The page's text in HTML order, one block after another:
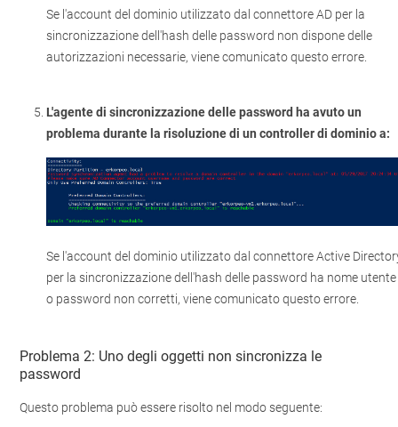
Se l'account del dominio utilizzato dal connettore AD per la
sincronizzazione dell'hash delle password non dispone delle
autorizzazioni necessarie, viene comunicato questo errore.
L'agente di sincronizzazione delle password ha avuto un
problema durante la risoluzione di un controller di dominio a:
Se l'account del dominio utilizzato dal connettore Active
per la sincronizzazione dell'hash delle password ha nome utente
o password non corretti, viene comunicato questo errore.
Problema 2: Uno degli oggetti non sincronizza le
password
Questo problema può essere risolto nel modo seguente: